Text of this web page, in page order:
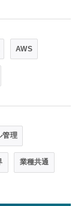
AWS
管理
業種共通